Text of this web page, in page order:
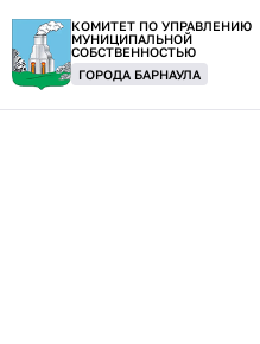
КОМИТЕТ ПО УПРАВЛЕНИЮ
МУНИЦИПАЛЬНОЙ
СОБСТВЕННОСТЬЮ
ГОРОДА БАРНАУЛА